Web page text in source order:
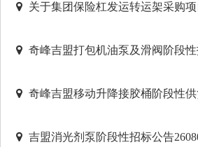
关于集团保险杠发运转运架采购
奇峰吉盟打包机油泵及滑阀阶段性
奇峰吉盟移动升降接胶桶阶段性
吉盟消光剂泵阶段性招标公告